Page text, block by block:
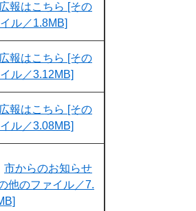
報はこちら [その
ル／1.8MB]
報はこちら [その
ル／3.12MB]
報はこちら [その
ル／3.08MB]
市からのお知らせ
他のファイル／7.